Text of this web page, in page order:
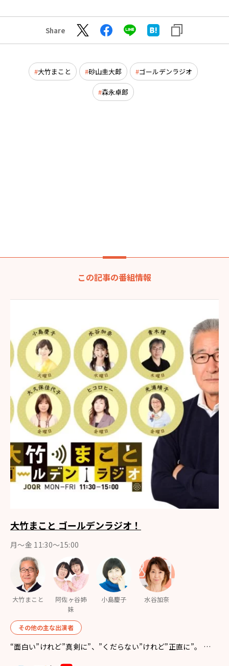
Share
大竹まこと 砂山圭大郎 ゴールデンラジオ
森永卓郎
この記事の番組情報
大竹まこと ゴールデンラジオ！
月〜金 11:30～15:00
大竹まこと
阿佐ヶ谷姉
妹
小島慶子 水谷加奈
その他の主な出演者
“面白い”けれど”真剣に”、”くだらない”けれど”正直に”。 …